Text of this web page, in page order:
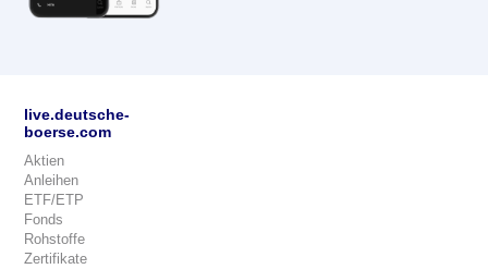
live.deutsche-
boerse.com
Aktien
Anleihen
ETF/ETP
Fonds
Rohstoffe
Zertifikate